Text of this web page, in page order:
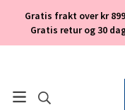
Gratis frakt over kr
Gratis retur og 30